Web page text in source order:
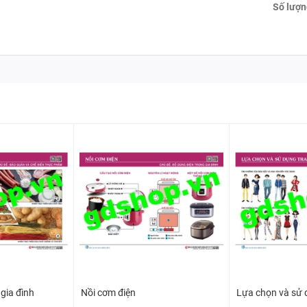
Số
đình Nồi cơm điện Lựa chọn và sử